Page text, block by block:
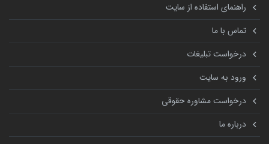
راهنمای استفاده از سایت
تماس با ما
درخواست تبلیغات
ورود به سایت
درخواست مشاوره حقوقی
درباره ما